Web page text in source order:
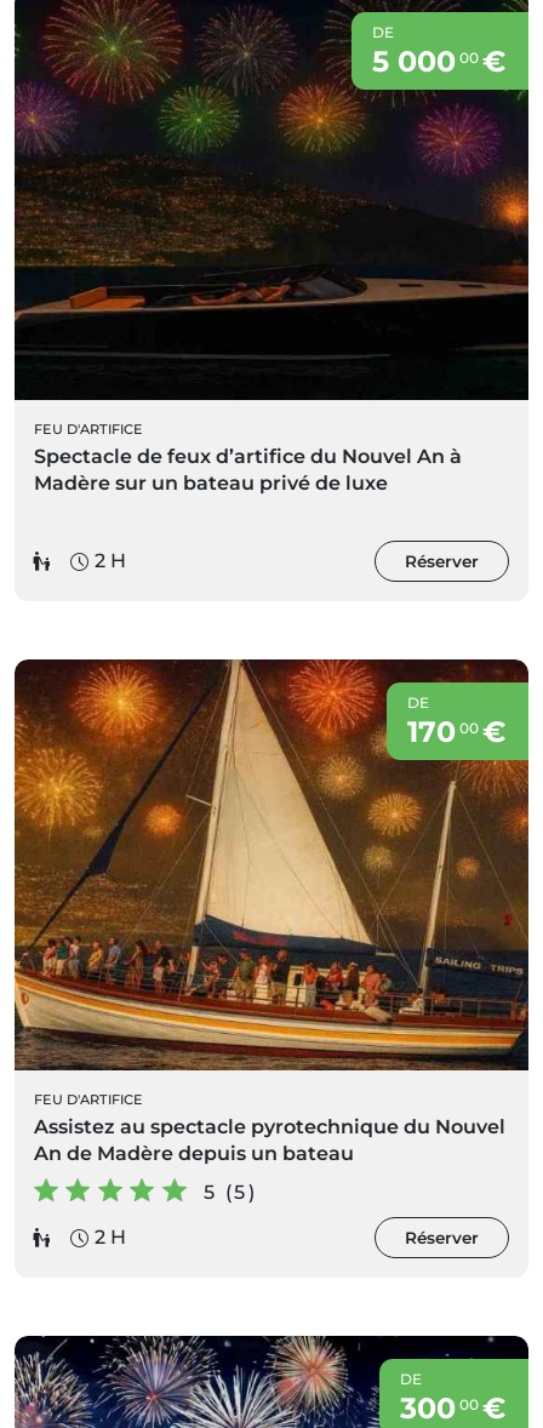
DE
5 000 00€
FEU D'ARTIFICE
Spectacle de feux d’artifice du Nouvel An à
Madère sur un bateau privé de luxe
2 H Réserver
DE
170 00€
FEU D'ARTIFICE
Assistez au spectacle pyrotechnique du Nouvel
An de Madère depuis un bateau
5 (5)
2 H
Réserver
DE
300 00€